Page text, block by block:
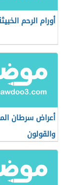
أورام الرحم
أعراض سرطان
والقولون